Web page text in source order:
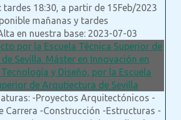
18:30, a partir de 15Feb/2023
mañanas y tardes
en nuestra base: 2023-07-03
por la Escuela Técnica Superior de
Sevilla. Máster en Innovación en
y Diseño, por la Escuela
de Arqutiectura de Sevilla
-Proyectos Arquitectónicos -
Carrera -Construcción -Estructuras -